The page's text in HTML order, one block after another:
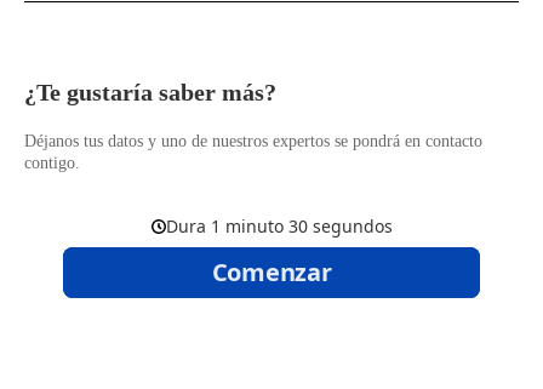
​¿Te gustaría saber más?
Déjanos tus datos y uno de nuestros expertos se pondrá en contacto
contigo.